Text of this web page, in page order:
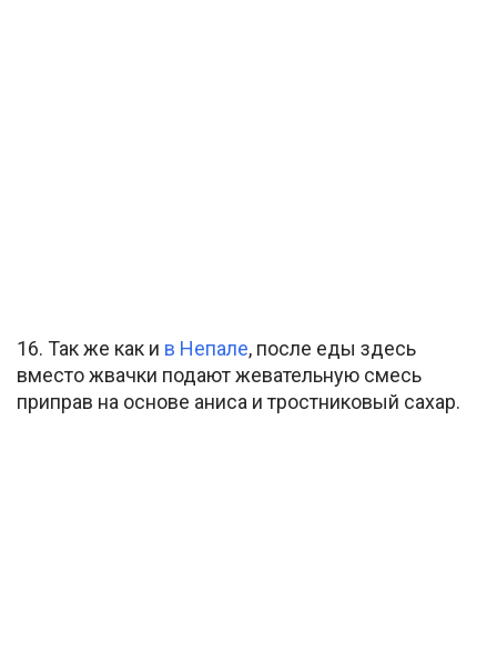
16. Так же как и в Непале, после еды здесь
вместо жвачки подают жевательную смесь
приправ на основе аниса и тростниковый сахар.